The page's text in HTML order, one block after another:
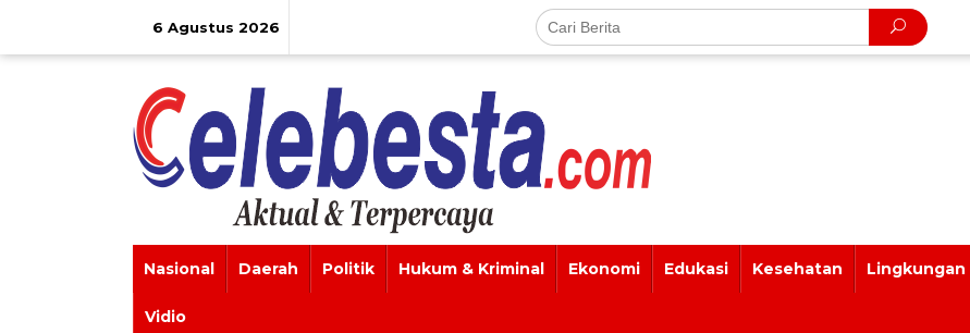
6 Agustus 2026
Nasional Daerah Politik Hukum & Kriminal Ekonomi Edukasi Kesehatan Lingkungan
Vidio